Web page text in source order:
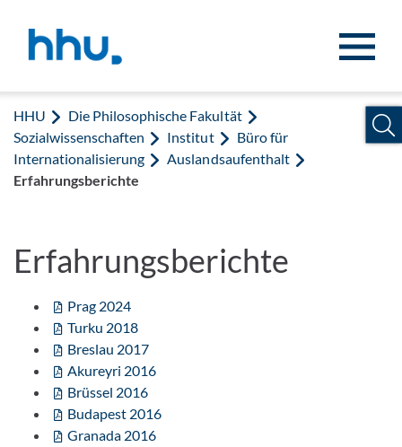
HHU
Die Philosophische Fakultät
Sozialwissenschaften
Institut
Büro für
Internationalisierung
Auslandsaufenthalt
Erfahrungsberichte
Erfahrungsberichte
Prag 2024
Turku 2018
Breslau 2017
Akureyri 2016
Brüssel 2016
Budapest 2016
Granada 2016